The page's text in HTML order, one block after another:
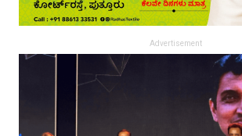
Advertisement